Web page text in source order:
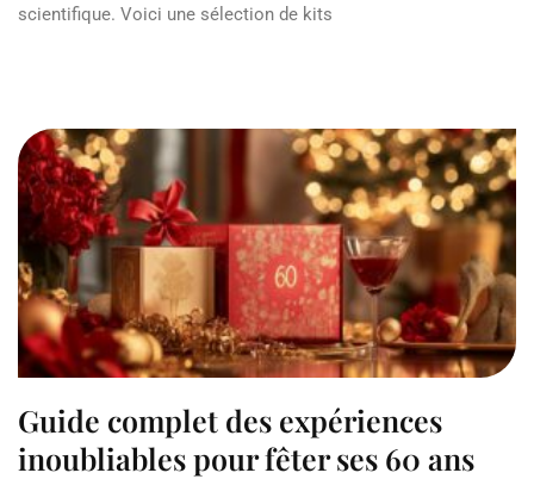
scientifique. Voici une sélection de kits
Guide complet des expériences
inoubliables pour fêter ses 60 ans